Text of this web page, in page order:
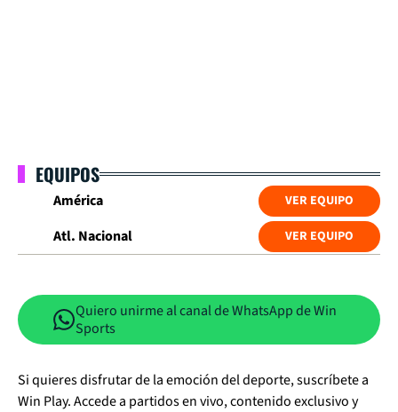
EQUIPOS
América VER EQUIPO
Atl. Nacional VER EQUIPO
Quiero unirme al canal de WhatsApp de Win
Sports
Si quieres disfrutar de la emoción del deporte, suscríbete a
Win Play. Accede a partidos en vivo, contenido exclusivo y